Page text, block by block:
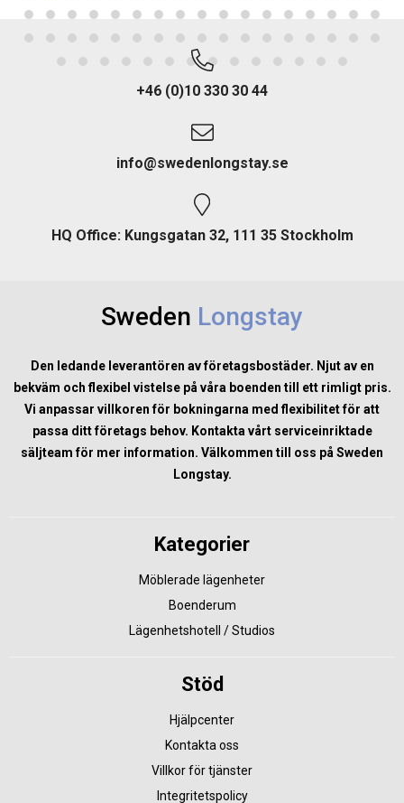
+46 (0)10 330 30 44
info@swedenlongstay.se
HQ Office: Kungsgatan 32, 111 35 Stockholm
Sweden Longstay
Den ledande leverantören av företagsbostäder. Njut av en
bekväm och flexibel vistelse på våra boenden till ett rimligt pris.
Vi anpassar villkoren för bokningarna med flexibilitet för att
passa ditt företags behov. Kontakta vårt serviceinriktade
säljteam för mer information. Välkommen till oss på Sweden
Longstay.
Kategorier
Möblerade lägenheter
Boenderum
Lägenhetshotell / Studios
Stöd
Hjälpcenter
Kontakta oss
Villkor för tjänster
Integritetspolicy